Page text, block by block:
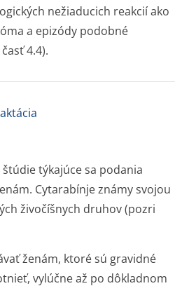
nežiaducich reakcií ako
a epizódy podobné
4.4).
týkajúce sa podania
Cytarabínje známy svojou
živočíšnych druhov (pozri
ženám, ktoré sú gravidné
vylúčne až po dôkladnom